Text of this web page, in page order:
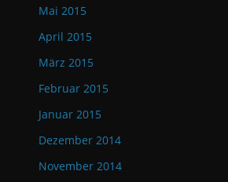
Mai 2015
April 2015
März 2015
Februar 2015
Januar 2015
Dezember 2014
November 2014